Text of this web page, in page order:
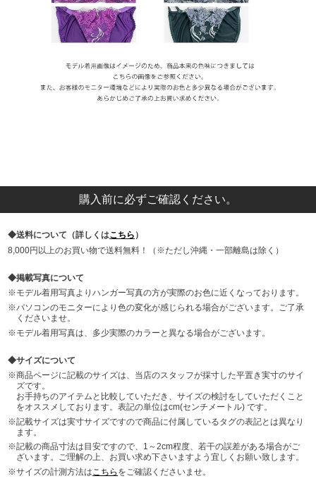
購入前に必ずご確認ください。
送料について（詳しくはこちら ）
8,000円以上のお買い物で送料無料！（※ただし沖縄・一部離島は除く）
掲載写真について
モデル着用写真よりハンガー写真の方が実際のお色に近くなっております。
パソコンのモニターにより色の変化が感じられる場合がございます。ご了承
くださいませ。
モデル着用写真は、多少実際のカラーと異なる場合がございます。
サイズについて
商品ページに記載のサイズは、当店のスタッフが採寸した平置き実寸のサイ
ズです。
お手持ちのアイテムと比較していただき、サイズの検討をしていただくこと
をオススメしております。表記の単位はcm(センチメートル) です。
記載サイズは実寸サイズですので商品に付属しているタグの表記とは異なり
ます。
記載の商品寸法は目安ですので、1～2cm程度、若干の誤差がある場合がご
ざいます。ご理解の上、お買い求め下さいますよう宜しくお願い致します。
サイズの計測方法はこちら をご確認くださいませ。